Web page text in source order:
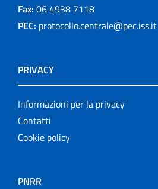
Fax: 06 4938 7118
PEC: protocollo.centrale@pec.iss.it
PRIVACY
Informazioni per la privacy
Contatti
Cookie policy
PNRR